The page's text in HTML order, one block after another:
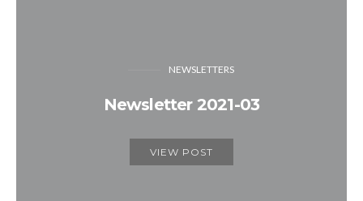
NEWSLETTERS
Newsletter 2021-03
VIEW POST